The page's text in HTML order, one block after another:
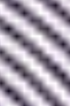
uneboîte à
quel
et
créativité,
utilisant
.